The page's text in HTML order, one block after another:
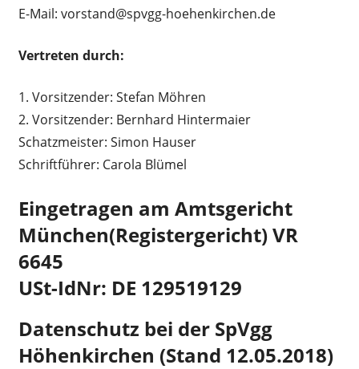
E-Mail: vorstand@spvgg-hoehenkirchen.de
Vertreten durch:
1. Vorsitzender: Stefan Möhren
2. Vorsitzender: Bernhard Hintermaier
Schatzmeister: Simon Hauser
Schriftführer: Carola Blümel
Eingetragen am Amtsgericht
München(Registergericht) VR
6645
USt-IdNr: DE 129519129
Datenschutz bei der SpVgg
Höhenkirchen (Stand 12.05.2018)